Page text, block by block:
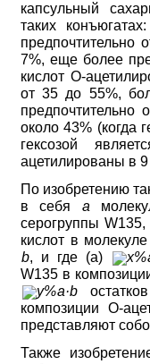
капсульный
таких
предпочтительно
7%, еще более
кислот O-
от 35 до 55%,
около 43% (когда
гексозой
ацетилированы в
По изобретению
в себя a
серогруппы W135,
кислот в
b, и где (a) x%
W135 в
y%a·b
композиции O-
представляют
Также